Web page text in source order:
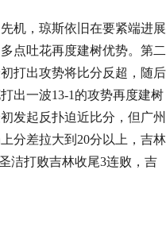
机，琼斯依旧在要紧端进展
点吐花再度建树优势。第二
打出攻势将比分反超，随后
出一波13-1的攻势再度建树
发起反扑迫近比分，但广州
分差拉大到20分以上，吉林
洁打败吉林收尾3连败，吉